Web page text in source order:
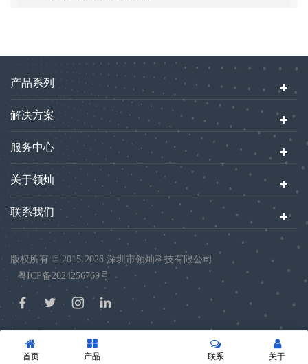
产品系列
解决方案
服务中心
关于领灿
联系我们
版权所有 © 2015-2026 深圳市领灿科技有限公司
粤ICP备2024256769号
首页 产品 关于
联系